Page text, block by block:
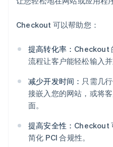
Checkout 可以帮助您：
提高转化率： Checkout
流程让客户能轻松输入
减少开发时间： 只需几
接嵌入您的网站，或将
面。
提高安全性： Checkout
简化 PCI 合规性。